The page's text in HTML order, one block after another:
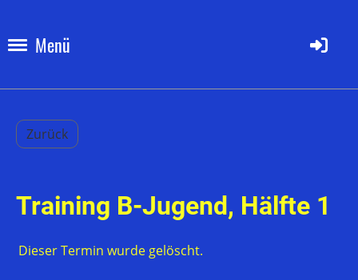
Menü
Zurück
Training B-Jugend, Hälfte 1
Dieser Termin wurde gelöscht.